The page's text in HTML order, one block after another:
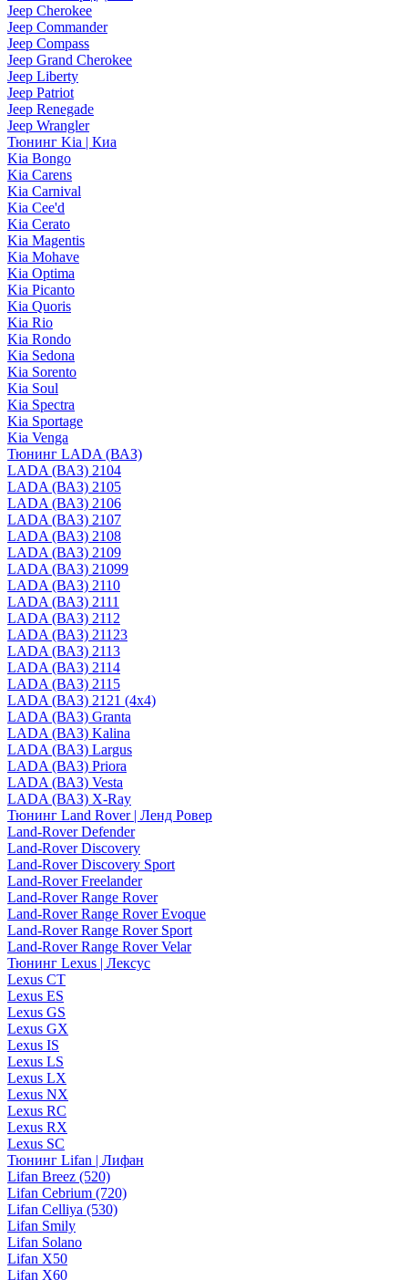
Jeep Cherokee
Jeep Commander
Jeep Compass
Jeep Grand Cherokee
Jeep Liberty
Jeep Patriot
Jeep Renegade
Jeep Wrangler
Тюнинг Kia | Киа
Kia Bongo
Kia Carens
Kia Carnival
Kia Cee'd
Kia Cerato
Kia Magentis
Kia Mohave
Kia Optima
Kia Picanto
Kia Quoris
Kia Rio
Kia Rondo
Kia Sedona
Kia Sorento
Kia Soul
Kia Spectra
Kia Sportage
Kia Venga
Тюнинг LADA (ВАЗ)
LADA (ВАЗ) 2104
LADA (ВАЗ) 2105
LADA (ВАЗ) 2106
LADA (ВАЗ) 2107
LADA (ВАЗ) 2108
LADA (ВАЗ) 2109
LADA (ВАЗ) 21099
LADA (ВАЗ) 2110
LADA (ВАЗ) 2111
LADA (ВАЗ) 2112
LADA (ВАЗ) 21123
LADA (ВАЗ) 2113
LADA (ВАЗ) 2114
LADA (ВАЗ) 2115
LADA (ВАЗ) 2121 (4x4)
LADA (ВАЗ) Granta
LADA (ВАЗ) Kalina
LADA (ВАЗ) Largus
LADA (ВАЗ) Priora
LADA (ВАЗ) Vesta
LADA (ВАЗ) X-Ray
Тюнинг Land Rover | Ленд Ровер
Land-Rover Defender
Land-Rover Discovery
Land-Rover Discovery Sport
Land-Rover Freelander
Land-Rover Range Rover
Land-Rover Range Rover Evoque
Land-Rover Range Rover Sport
Land-Rover Range Rover Velar
Тюнинг Lexus | Лексус
Lexus CT
Lexus ES
Lexus GS
Lexus GX
Lexus IS
Lexus LS
Lexus LX
Lexus NX
Lexus RC
Lexus RX
Lexus SC
Тюнинг Lifan | Лифан
Lifan Breez (520)
Lifan Cebrium (720)
Lifan Celliya (530)
Lifan Smily
Lifan Solano
Lifan X50
Lifan X60